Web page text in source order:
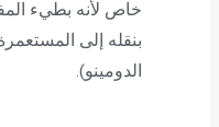
خاص لأنه بطيء
بنقله إلى
الدومينو).